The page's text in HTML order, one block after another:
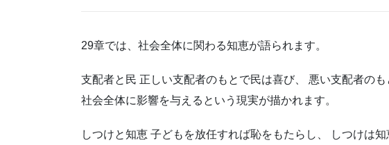
29章では、社会全体に関わる知恵が語られます。
支配者と民 正しい支配者のもとで民は喜び、 悪い支配者の
社会全体に影響を与えるという現実が描かれます。
しつけと知恵 子どもを放任すれば恥をもたらし、 しつけは